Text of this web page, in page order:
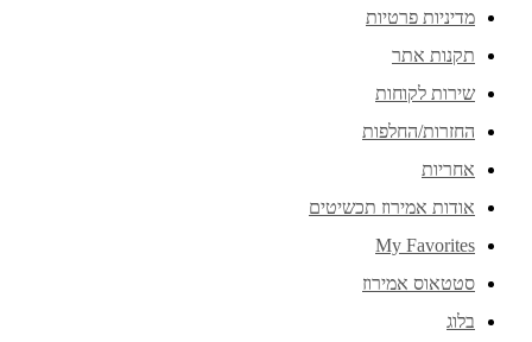
מדיניות פרטיות
תקנות אתר
שירות לקוחות
החזרות/החלפות
אחריות
אודות אמירוז תכשיטים
My Favorites
סטטאוס אמירוז
בלוג